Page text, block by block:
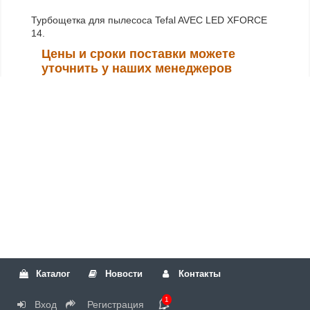
Турбощетка для пылесоса Tefal AVEC LED XFORCE
14.
Цены и сроки поставки можете
уточнить у наших менеджеров
Каталог Новости Контакты
Вход Регистрация 1